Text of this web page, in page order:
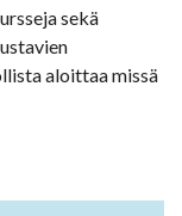
sekä
aloittaa missä